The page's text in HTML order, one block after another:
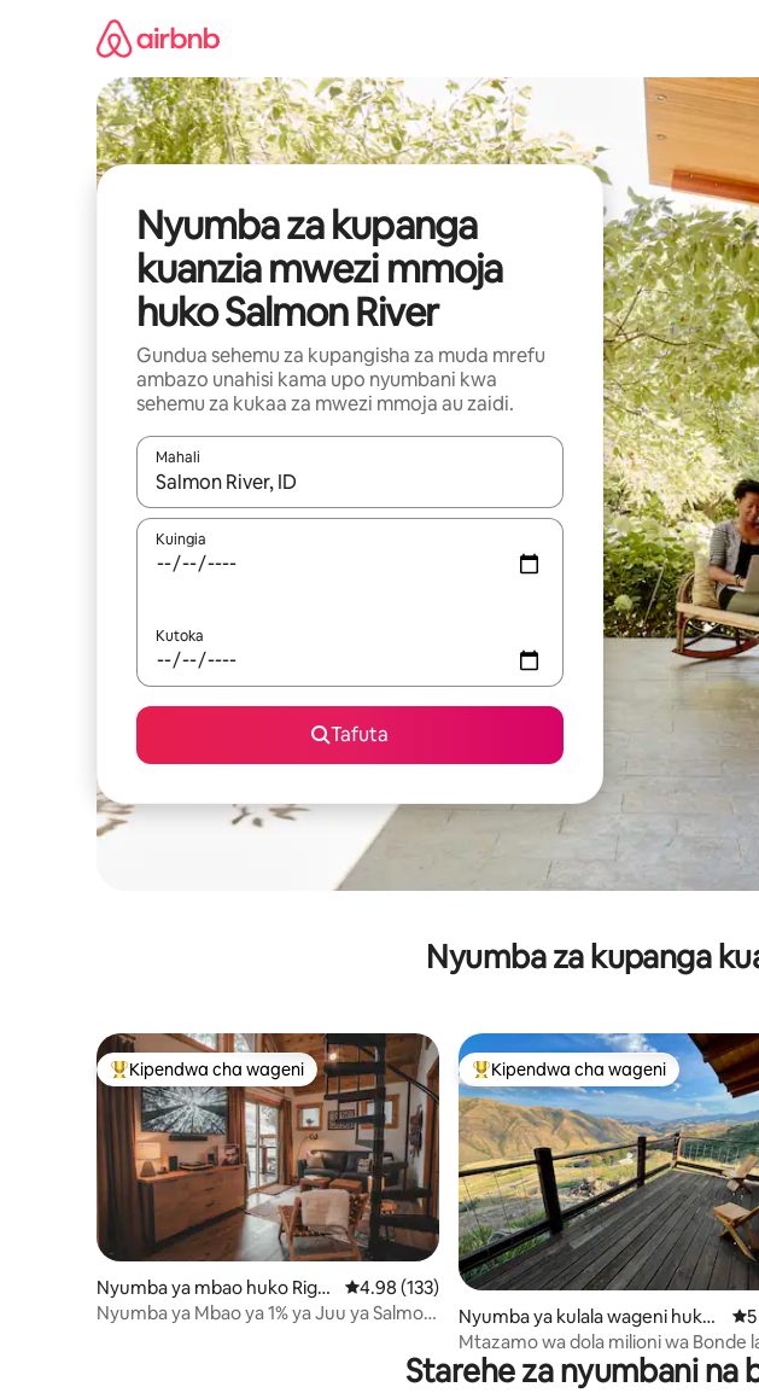
Nyumba za kupanga
kuanzia mwezi mmoja
huko Salmon River
Gundua sehemu za kupangisha za muda mrefu
ambazo unahisi kama upo nyumbani kwa
sehemu za kukaa za mwezi mmoja au zaidi.
Mahali
Wakati matokeo yanapatikana, vinjari kwa kutumia vitufe vya vishale vya juu
Kuingia
Kutoka
Tafuta
Nyumba za kupanga
Kipendwa maarufu cha wageni
Kipendwa cha wageni
Nyumba ya mbao huko Riggi
ns
Ukadiriaji wa wastani wa 4.98 kati ya 5, tathmini
4.98 (133)
Nyumba ya Mbao ya 1% ya Juu ya Salmon
Kipendwa maarufu cha wageni
Kipendwa cha wageni
Nyumba ya kulala wageni huko
White Bird
Mtazamo wa dola milioni wa Bonde
wa Salmon
Starehe za nyumbani na